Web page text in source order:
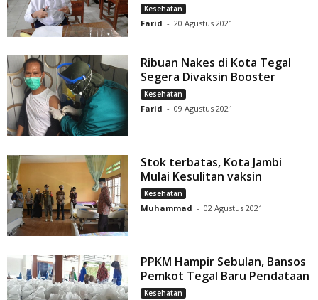
Kesehatan
Farid - 20 Agustus 2021
Ribuan Nakes di Kota Tegal
Segera Divaksin Booster
Kesehatan
Farid - 09 Agustus 2021
Stok terbatas, Kota Jambi
Mulai Kesulitan vaksin
Kesehatan
Muhammad - 02 Agustus 2021
PPKM Hampir Sebulan, Bansos
Pemkot Tegal Baru Pendataan
Kesehatan